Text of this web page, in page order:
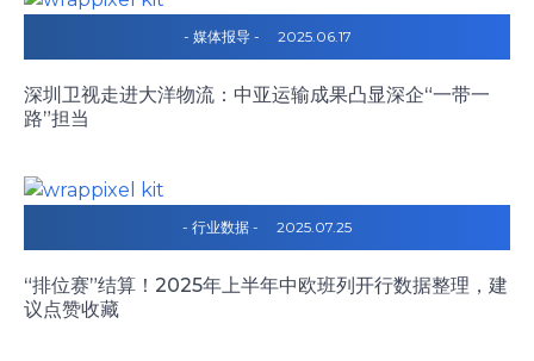
- 媒体报导 - 2025.06.17
深圳卫视走进大洋物流：中亚运输成果凸显深企“一带一
路”担当
- 行业数据 - 2025.07.25
“排位赛”结算！2025年上半年中欧班列开行数据整理，建
议点赞收藏